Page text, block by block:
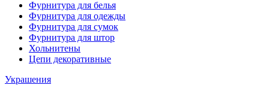
Фурнитура для белья
Фурнитура для одежды
Фурнитура для сумок
Фурнитура для штор
Хольнитены
Цепи декоративные
Украшения